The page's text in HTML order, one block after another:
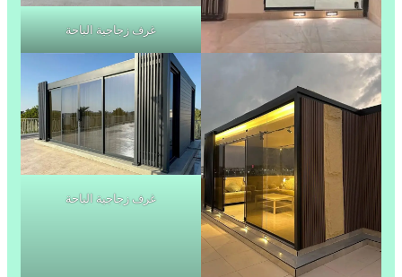
غرف زجاجية الباحة
غرف زجاجية الباحة